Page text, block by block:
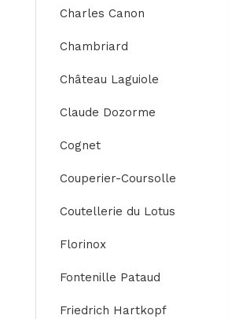
Charles Canon
Chambriard
Château Laguiole
Claude Dozorme
Cognet
Couperier-Coursolle
Coutellerie du Lotus
Florinox
Fontenille Pataud
Friedrich Hartkopf